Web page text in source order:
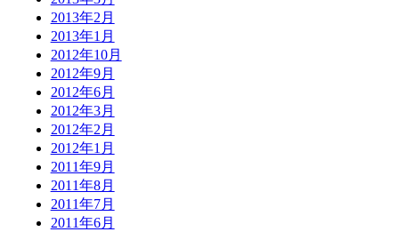
2013年2月
2013年1月
2012年10月
2012年9月
2012年6月
2012年3月
2012年2月
2012年1月
2011年9月
2011年8月
2011年7月
2011年6月